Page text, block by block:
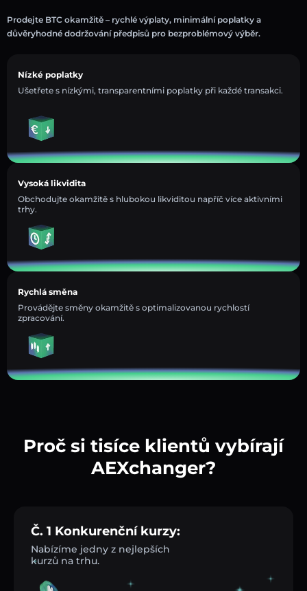
Prodejte BTC okamžitě – rychlé výplaty, minimální poplatky a
důvěryhodné dodržování předpisů pro bezproblémový výběr.
Nízké poplatky
Ušetřete s nízkými, transparentními poplatky při každé transakci.
Vysoká likvidita
Obchodujte okamžitě s hlubokou likviditou napříč více aktivními
trhy.
Rychlá směna
Provádějte směny okamžitě s optimalizovanou rychlostí
zpracování.
Proč si tisíce klientů vybírají
AEXchanger?
Č. 1 Konkurenční kurzy:
Nabízíme jedny z nejlepších
kurzů na trhu.